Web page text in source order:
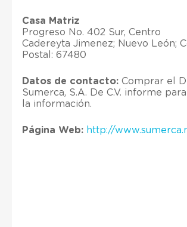
Casa Matriz
Progreso No. 402 Sur, Centro
Cadereyta Jimenez; Nuevo León;
Postal: 67480
Datos de contacto: Comprar el
Sumerca, S.A. De C.V. informe
la información.
Página Web: http://